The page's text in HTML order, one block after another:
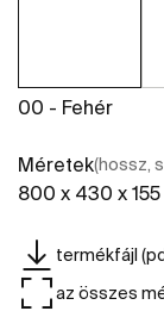
00 - Fehér
Méretek(hossz,
800 x 430 x
termékfájl
az összes